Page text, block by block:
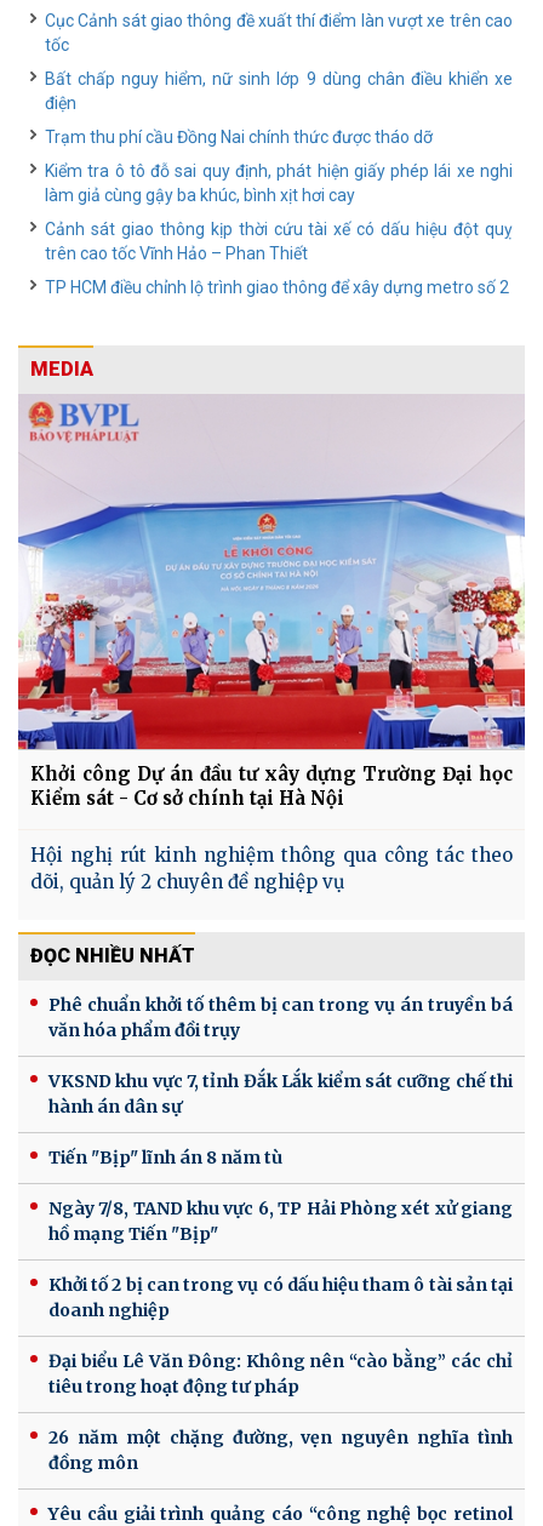
Cục Cảnh sát giao thông đề xuất thí điểm làn vượt xe trên cao
tốc
Bất chấp nguy hiểm, nữ sinh lớp 9 dùng chân điều khiển xe
điện
Trạm thu phí cầu Đồng Nai chính thức được tháo dỡ
Kiểm tra ô tô đỗ sai quy định, phát hiện giấy phép lái xe nghi
làm giả cùng gậy ba khúc, bình xịt hơi cay
Cảnh sát giao thông kịp thời cứu tài xế có dấu hiệu đột quỵ
trên cao tốc Vĩnh Hảo – Phan Thiết
TP HCM điều chỉnh lộ trình giao thông để xây dựng metro số 2
MEDIA
Khởi công Dự án đầu tư xây dựng Trường Đại học
Kiểm sát - Cơ sở chính tại Hà Nội
Hội nghị rút kinh nghiệm thông qua công tác theo
dõi, quản lý 2 chuyên đề nghiệp vụ
ĐỌC NHIỀU NHẤT
Phê chuẩn khởi tố thêm bị can trong vụ án truyền bá
văn hóa phẩm đồi trụy
VKSND khu vực 7, tỉnh Đắk Lắk kiểm sát cưỡng chế thi
hành án dân sự
Tiến "Bịp" lĩnh án 8 năm tù
Ngày 7/8, TAND khu vực 6, TP Hải Phòng xét xử giang
hồ mạng Tiến "Bịp"
Khởi tố 2 bị can trong vụ có dấu hiệu tham ô tài sản tại
doanh nghiệp
Đại biểu Lê Văn Đông: Không nên “cào bằng” các chỉ
tiêu trong hoạt động tư pháp
26 năm một chặng đường, vẹn nguyên nghĩa tình
đồng môn
Yêu cầu giải trình quảng cáo “công nghệ bọc retinol